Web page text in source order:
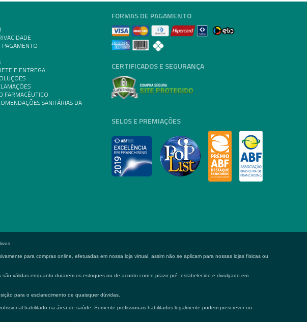
PAGAMENTO
E ENTREGA
FARMACÊUTICO
SANITÁRIAS DA
FORMAS DE PAGAMENTO
CERTIFICADOS E SEGURANÇA
SELOS E PREMIAÇÕES
para compras online, efetuadas em nossa loja virtual, assim não se aplicam para nossas lojas físicas ou
válidas enquanto durarem os estoques ou de acordo com o prazo pré- estabelecido e divulgado em
para o esclarecimento de quaisquer dúvidas.
habilitado na área de saúde. Somente profissionais habilitados legalmente podem prescrever ou